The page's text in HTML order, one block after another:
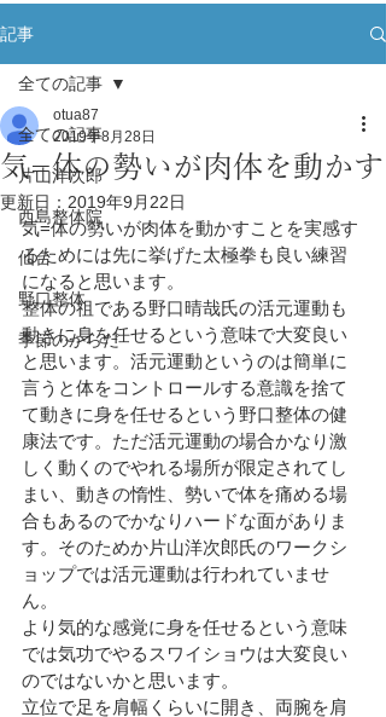
記事
全ての記事
片山洋次郎
西島整体院
仙台
野口整体
季節のからだ
全ての記事
気=体の勢いが肉体を動かす
otua87
2019年8月28日
更新日： 2019年9月22日
気=体の勢いが肉体を動かすことを実感す
るためには先に挙げた太極拳も良い練習
になると思います。
整体の祖である野口晴哉氏の活元運動も
動きに身を任せるという意味で大変良い
と思います。活元運動というのは簡単に
言うと体をコントロールする意識を捨て
て動きに身を任せるという野口整体の健
康法です。ただ活元運動の場合かなり激
しく動くのでやれる場所が限定されてし
まい、動きの惰性、勢いで体を痛める場
合もあるのでかなりハードな面がありま
す。そのためか片山洋次郎氏のワークシ
ョップでは活元運動は行われていませ
ん。
より気的な感覚に身を任せるという意味
では気功でやるスワイショウは大変良い
のではないかと思います。
立位で足を肩幅くらいに開き、両腕を肩